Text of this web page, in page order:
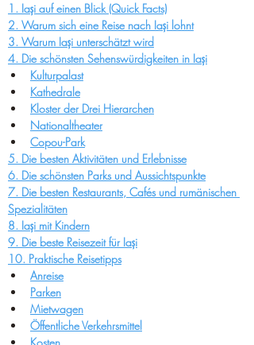
1. Iași auf einen Blick (Quick Facts)
2. Warum sich eine Reise nach Iași lohnt
3. Warum Iași unterschätzt wird
4. Die schönsten Sehenswürdigkeiten in Iași
Kulturpalast
Kathedrale
Kloster der Drei Hierarchen
Nationaltheater
Copou-Park
5. Die besten Aktivitäten und Erlebnisse
6. Die schönsten Parks und Aussichtspunkte
7. Die besten Restaurants, Cafés und rumänischen
Spezialitäten
8. Iași mit Kindern
9. Die beste Reisezeit für Iași
10. Praktische Reisetipps
Anreise
Parken
Mietwagen
Öffentliche Verkehrsmittel